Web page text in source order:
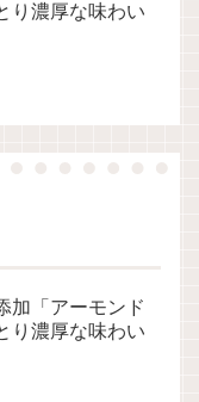
り濃厚な味わい
加「アーモンド
り濃厚な味わい